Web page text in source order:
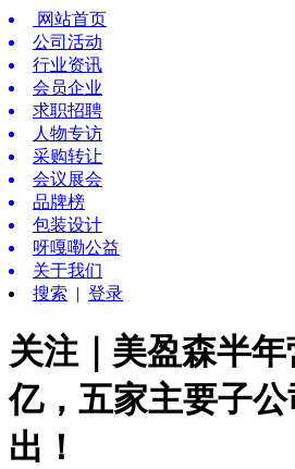
网站首页
公司活动
行业资讯
会员企业
求职招聘
人物专访
采购转让
会议展会
品牌榜
包装设计
呀嘎嘞公益
关于我们
搜索 | 登录
关注｜美盈森半年
亿，五家主要子
出！